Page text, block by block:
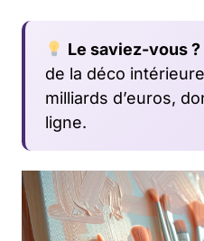
Le saviez-vous ?
de la déco
milliards d’euros,
ligne.